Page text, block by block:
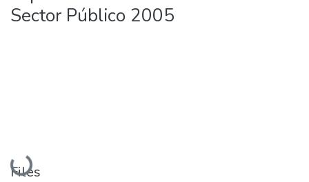
Sector Público 2005
Loading...
Files